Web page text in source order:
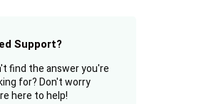
Support?
find the answer you're
for? Don't worry
here to help!